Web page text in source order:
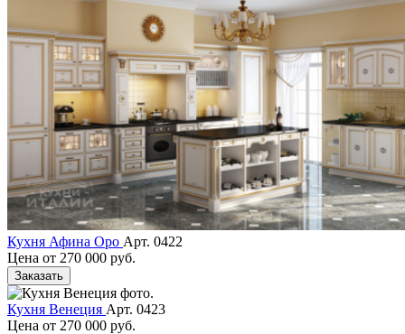
Кухня Афина Оро Арт. 0422
Цена от 270 000 руб.
Заказать
Кухня Венеция Арт. 0423
Цена от 270 000 руб.